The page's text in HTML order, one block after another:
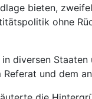
bieten,
ohne
diversen
und dem